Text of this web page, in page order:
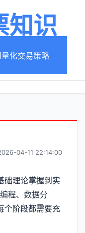
知识
化交易策略
04-11 22:14:00
础理论掌握到实
程、数据分
个阶段都需要充